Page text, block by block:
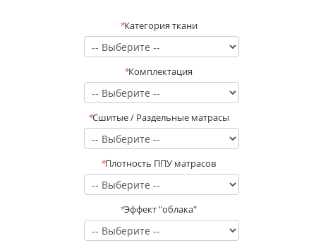
*Категория ткани
*Комплектация
*Сшитые / Раздельные матрасы
*Плотность ППУ матрасов
*Эффект "облака"